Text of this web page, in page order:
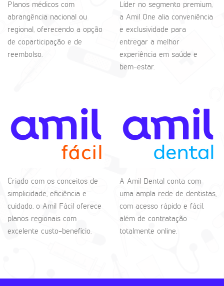
Planos médicos com
abrangência nacional ou
regional, oferecendo a opção
de coparticipação e de
reembolso.
Líder no segmento premium,
a Amil One alia conveniência
e exclusividade para
entregar a melhor
experiência em saúde e
bem-estar.
Criado com os conceitos de
simplicidade, eficiência e
cuidado, o Amil Fácil oferece
planos regionais com
excelente custo-benefício.
A Amil Dental conta com
uma ampla rede de dentistas,
com acesso rápido e fácil,
além de contratação
totalmente online.